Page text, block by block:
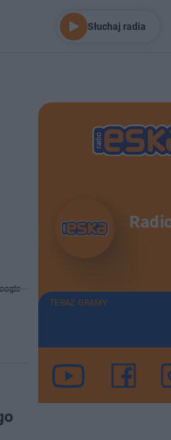
Słuchaj radia
TERAZ GRAMY